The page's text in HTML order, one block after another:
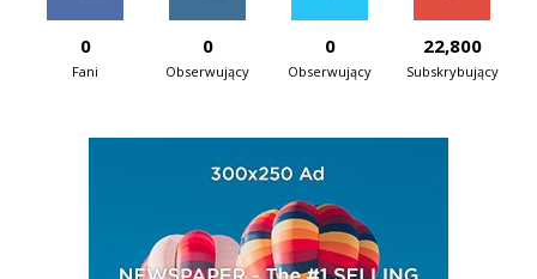
0
Fani
0
Obserwujący
0
Obserwujący
22,800
Subskrybujący